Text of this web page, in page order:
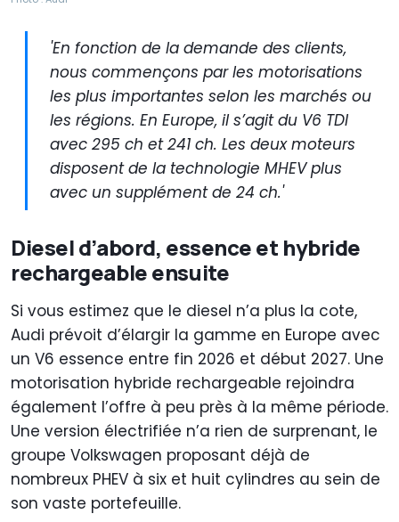
'En fonction de la demande des clients,
nous commençons par les motorisations
les plus importantes selon les marchés ou
les régions. En Europe, il s’agit du V6 TDI
avec 295 ch et 241 ch. Les deux moteurs
disposent de la technologie MHEV plus
avec un supplément de 24 ch.'
Diesel d’abord, essence et hybride
rechargeable ensuite
Si vous estimez que le diesel n’a plus la cote,
Audi prévoit d’élargir la gamme en Europe avec
un V6 essence entre fin 2026 et début 2027. Une
motorisation hybride rechargeable rejoindra
également l’offre à peu près à la même période.
Une version électrifiée n’a rien de surprenant, le
groupe Volkswagen proposant déjà de
nombreux PHEV à six et huit cylindres au sein de
son vaste portefeuille.